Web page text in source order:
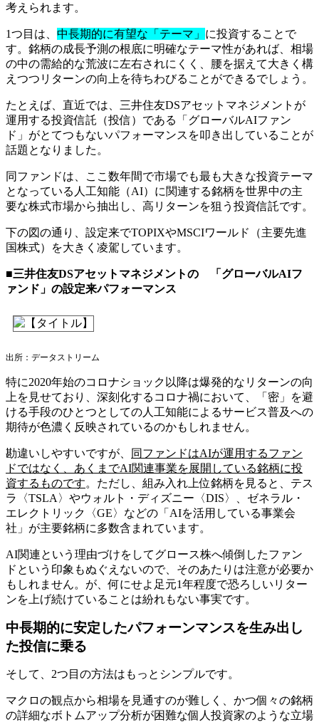
考えられます。
1つ目は、 中長期的に有望な「テーマ」 に投資することで
す。銘柄の成長予測の根底に明確なテーマ性があれば、相場
の中の需給的な荒波に左右されにくく、腰を据えて大きく構
えつつリターンの向上を待ちわびることができるでしょう。
たとえば、直近では、三井住友DSアセットマネジメントが
運用する投資信託（投信）である「グローバルAIファン
ド」がとてつもないパフォーマンスを叩き出していることが
話題となりました。
同ファンドは、ここ数年間で市場でも最も大きな投資テーマ
となっている人工知能（AI）に関連する銘柄を世界中の主
要な株式市場から抽出し、高リターンを狙う投資信託です。
下の図の通り、設定来でTOPIXやMSCIワールド（主要先進
国株式）を大きく凌駕しています。
■三井住友DSアセットマネジメントの 「グローバルAIフ
ァンド」の設定来パフォーマンス
出所：データストリーム
特に2020年始のコロナショック以降は爆発的なリターンの向
上を見せており、深刻化するコロナ禍において、「密」を避
ける手段のひとつとしての人工知能によるサービス普及への
期待が色濃く反映されているのかもしれません。
勘違いしやすいですが、
同ファンドはAIが運用するファン
ドではなく、あくまでAI関連事業を展開している銘柄に投
資するものです。ただし、組み入れ上位銘柄を見ると、テス
ラ〈TSLA〉やウォルト・ディズニー〈DIS〉、ゼネラル・
エレクトリック〈GE〉などの「AIを活用している事業会
社」が主要銘柄に多数含まれています。
AI関連という理由づけをしてグロース株へ傾倒したファン
ドという印象もぬぐえないので、そのあたりは注意が必要か
もしれません。が、何にせよ足元1年程度で恐ろしいリター
ンを上げ続けていることは紛れもない事実です。
中長期的に安定したパフォーンマンスを生み出し
た投信に乗る
そして、2つ目の方法はもっとシンプルです。
マクロの観点から相場を見通すのが難しく、かつ個々の銘柄
の詳細なボトムアップ分析が困難な個人投資家のような立場